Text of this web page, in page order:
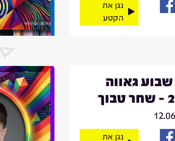
נגן את
הקטע
גאווה
נגן את